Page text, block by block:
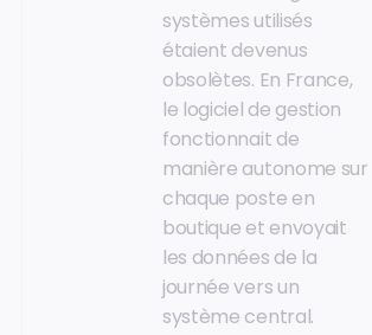
systèmes utilisés
étaient devenus
obsolètes. En France,
le logiciel de gestion
fonctionnait de
manière autonome sur
chaque poste en
boutique et envoyait
les données de la
journée vers un
système central.